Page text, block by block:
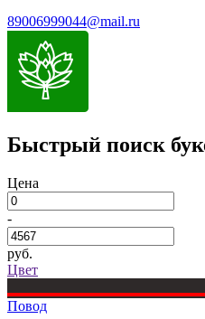
89006999044@mail.ru
Быстрый поиск
Цена
-
руб.
Цвет
Повод